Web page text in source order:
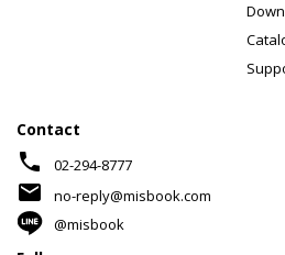
Contact
phone 02-294-8777
mail
no-reply@misbook.com
@misbook